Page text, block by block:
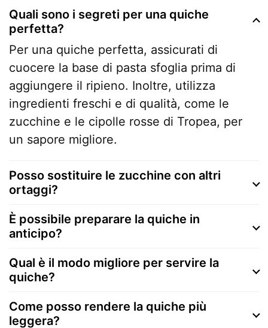
Quali sono i segreti per una quiche
perfetta?
Per una quiche perfetta, assicurati di
cuocere la base di pasta sfoglia prima di
aggiungere il ripieno. Inoltre, utilizza
ingredienti freschi e di qualità, come le
zucchine e le cipolle rosse di Tropea, per
un sapore migliore.
Posso sostituire le zucchine con altri
ortaggi?
È possibile preparare la quiche in
anticipo?
Qual è il modo migliore per servire la
quiche?
Come posso rendere la quiche più
leggera?